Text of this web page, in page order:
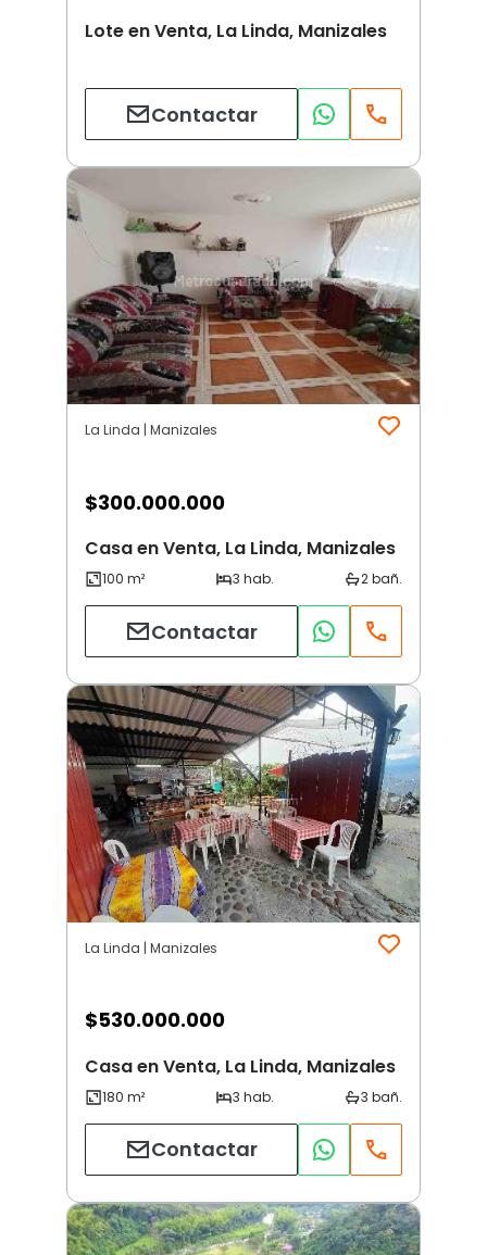
Lote en Venta, La Linda, Manizales
Contactar
La Linda | Manizales
$300.000.000
Casa en Venta, La Linda, Manizales
Contactar
La Linda | Manizales
$530.000.000
Casa en Venta, La Linda, Manizales
Contactar